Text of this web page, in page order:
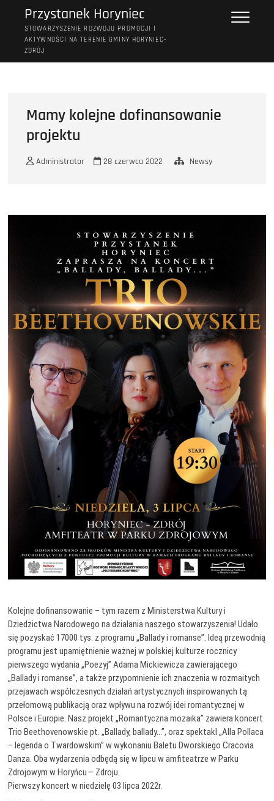
Przystanek Horyniec
STOWARZYSZENIE ROZWOJU PROMOCJI I
AKTYWNOŚCI NA TERENIE GMINY HORYNIEC-
ZDRÓJ
Mamy kolejne dofinansowanie
projektu
Administrator 28 czerwca 2022 Newsy
Kolejne dofinansowanie – tym razem z Ministerstwa Kultury i
Dziedzictwa Narodowego na działania naszego stowarzyszenia! Udało
się pozyskać 17000 tys. z programu „Ballady i romanse”. Ideą przewodnią
programu jest upamiętnienie ważnej w polskiej kulturze rocznicy
pierwszego wydania „Poezyj” Adama Mickiewicza zawierającego
„Ballady i romanse”, a także przypomnienie ich znaczenia w rozmaitych
przejawach współczesnych działań artystycznych inspirowanych tą
przełomową publikacją oraz wpływu na rozwój idei romantycznej w
Polsce i Europie. Nasz projekt „Romantyczna mozaika” zawiera koncert
Trio Beethovenowskie pt. „Ballady, ballady…”, oraz spektakl „Alla Pollaca
– legenda o Twardowskim” w wykonaniu Baletu Dworskiego Cracovia
Danza. Oba wydarzenia odbędą się w lipcu w amfiteatrze w Parku
Zdrojowym w Horyńcu – Zdroju.
Pierwszy koncert w niedzielę 03 lipca 2022r.